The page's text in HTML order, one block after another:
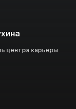
центра карьеры